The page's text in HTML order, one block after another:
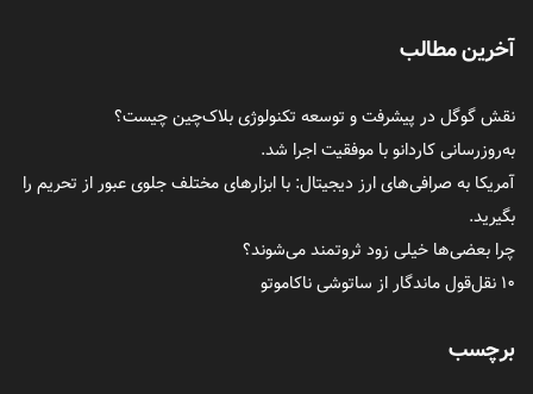
آخرین مطالب
نقش گوگل در پیشرفت و توسعه تکنولوژی بلاک‌چین چیست؟
به‌روزرسانی کاردانو با موفقیت اجرا شد.
آمریکا به صرافی‌های ارز دیجیتال: با ابزارهای مختلف جلوی عبور از تحریم را
بگیرید.
چرا بعضی‌ها خیلی زود ثروتمند می‌شوند؟
۱۰ نقل‌قول ماندگار از ساتوشی ناکاموتو
برچسب